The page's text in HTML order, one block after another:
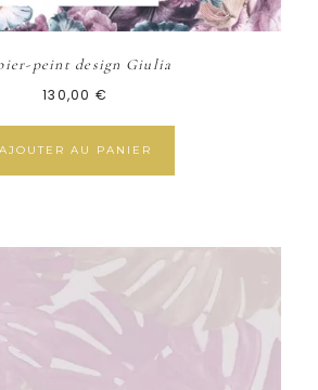
peint design Giulia
130,00 €
AJOUTER AU PANIER